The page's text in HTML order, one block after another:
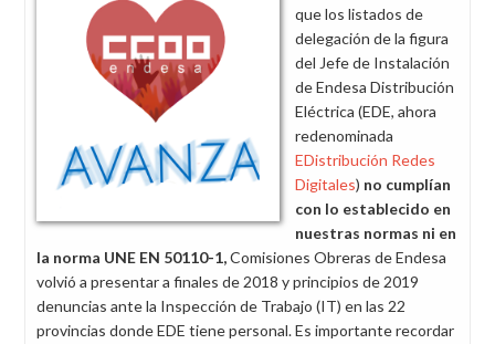
que los listados de
delegación de la figura
del Jefe de Instalación
de Endesa Distribución
Eléctrica (EDE, ahora
redenominada
EDistribución Redes
Digitales) no cumplían
con lo establecido en
nuestras normas ni en
la norma UNE EN 50110-1,Comisiones Obreras de Endesa
volvió a presentar a finales de 2018 y principios de 2019
denuncias ante la Inspección de Trabajo (IT) en las 22
provincias donde EDE tiene personal. Es importante recordar